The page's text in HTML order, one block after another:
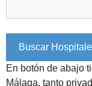
En botón de abajo
Málaga, tanto